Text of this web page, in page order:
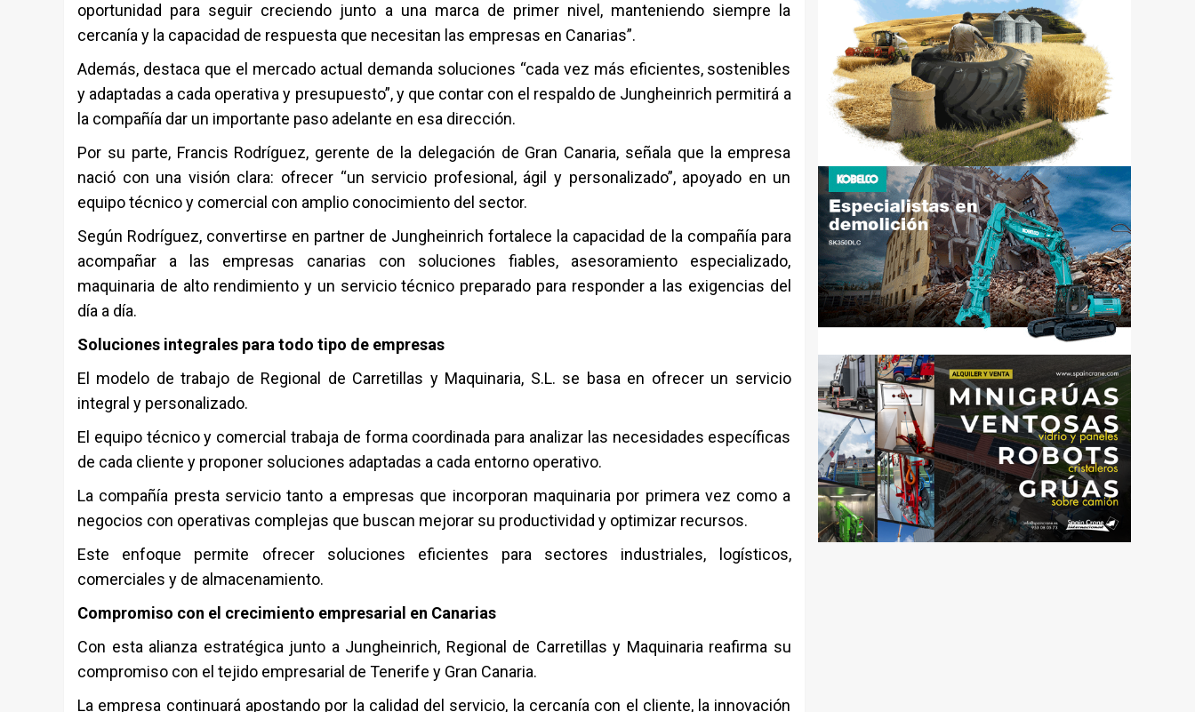
oportunidad para seguir creciendo junto a una marca de primer nivel, manteniendo siempre la
cercanía y la capacidad de respuesta que necesitan las empresas en Canarias”.
Además, destaca que el mercado actual demanda soluciones “cada vez más eficientes, sostenibles
y adaptadas a cada operativa y presupuesto”, y que contar con el respaldo de Jungheinrich permitirá a
la compañía dar un importante paso adelante en esa dirección.
Por su parte, Francis Rodríguez, gerente de la delegación de Gran Canaria, señala que la empresa
nació con una visión clara: ofrecer “un servicio profesional, ágil y personalizado”, apoyado en un
equipo técnico y comercial con amplio conocimiento del sector.
Según Rodríguez, convertirse en partner de Jungheinrich fortalece la capacidad de la compañía para
acompañar a las empresas canarias con soluciones fiables, asesoramiento especializado,
maquinaria de alto rendimiento y un servicio técnico preparado para responder a las exigencias del
día a día.
Soluciones integrales para todo tipo de empresas
El modelo de trabajo de Regional de Carretillas y Maquinaria, S.L. se basa en ofrecer un servicio
integral y personalizado.
El equipo técnico y comercial trabaja de forma coordinada para analizar las necesidades específicas
de cada cliente y proponer soluciones adaptadas a cada entorno operativo.
La compañía presta servicio tanto a empresas que incorporan maquinaria por primera vez como a
negocios con operativas complejas que buscan mejorar su productividad y optimizar recursos.
Este enfoque permite ofrecer soluciones eficientes para sectores industriales, logísticos,
comerciales y de almacenamiento.
Compromiso con el crecimiento empresarial en Canarias
Con esta alianza estratégica junto a Jungheinrich, Regional de Carretillas y Maquinaria reafirma su
compromiso con el tejido empresarial de Tenerife y Gran Canaria.
La empresa continuará apostando por la calidad del servicio, la cercanía con el cliente, la innovación